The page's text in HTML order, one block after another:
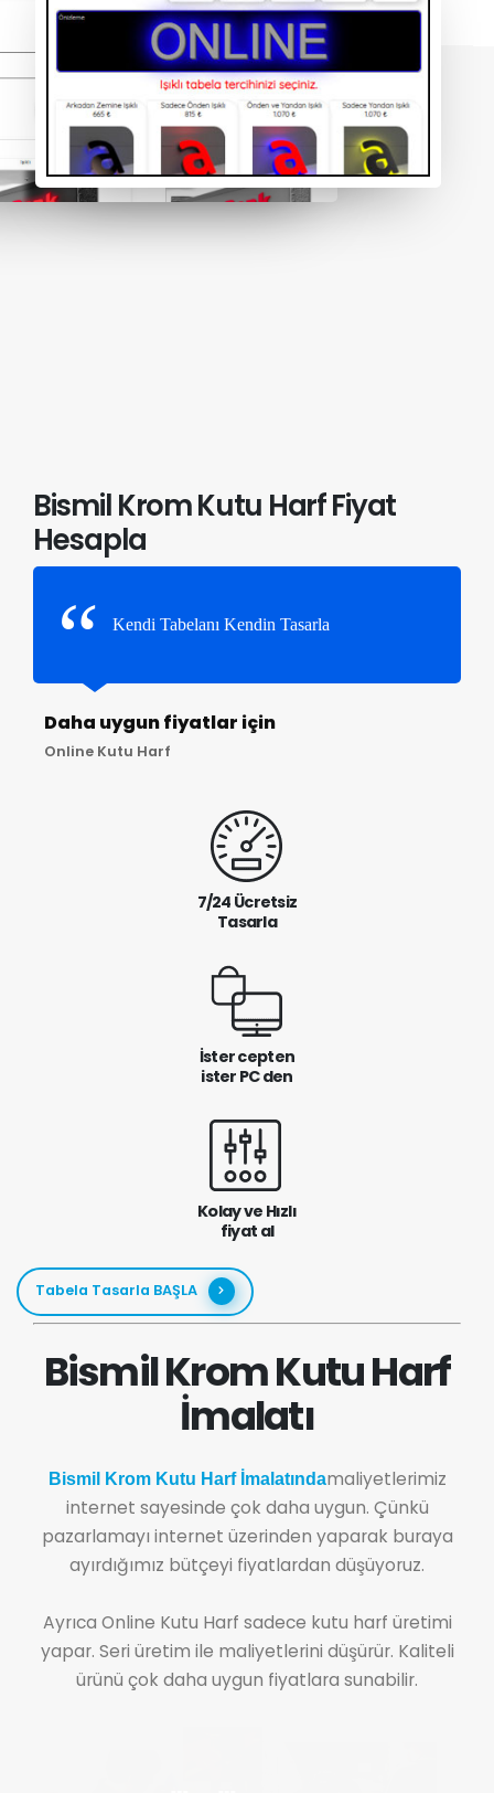
Bismil Krom Kutu Harf Fiyat
Hesapla
Kendi Tabelanı Kendin Tasarla
Daha uygun fiyatlar için
Online Kutu Harf
7/24 Ücretsiz
Tasarla
İster cepten
ister PC den
Kolay ve Hızlı
fiyat al
Tabela Tasarla BAŞLA
Bismil Krom Kutu Harf
İmalatı
Bismil Krom Kutu Harf İmalatındamaliyetlerimiz
internet sayesinde çok daha uygun. Çünkü
pazarlamayı internet üzerinden yaparak buraya
ayırdığımız bütçeyi fiyatlardan düşüyoruz.
Ayrıca Online Kutu Harf sadece kutu harf üretimi
yapar. Seri üretim ile maliyetlerini düşürür. Kaliteli
ürünü çok daha uygun fiyatlara sunabilir.